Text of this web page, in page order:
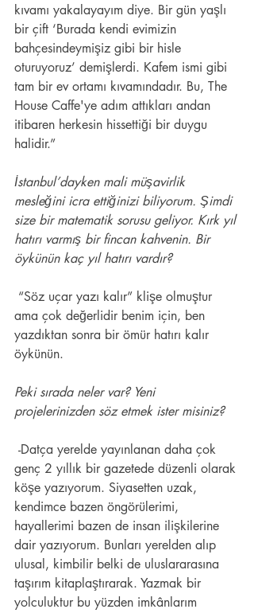
kıvamı yakalayayım diye. Bir gün yaşlı
bir çift ‘Burada kendi evimizin
bahçesindeymişiz gibi bir hisle
oturuyoruz’ demişlerdi. Kafem ismi gibi
tam bir ev ortamı kıvamındadır. Bu, The
House Caffe'ye adım attıkları andan
itibaren herkesin hissettiği bir duygu
halidir.”
İstanbul’dayken mali müşavirlik
mesleğini icra ettiğinizi biliyorum. Şimdi
size bir matematik sorusu geliyor. Kırk yıl
hatırı varmış bir fincan kahvenin. Bir
öykünün kaç yıl hatırı vardır?
ama çok değerlidir benim için, ben
yazdıktan sonra bir ömür hatırı kalır
öykünün.
Peki sırada neler var? Yeni
projelerinizden söz etmek ister misiniz?
genç 2 yıllık bir gazetede düzenli olarak
köşe yazıyorum. Siyasetten uzak,
kendimce bazen öngörülerimi,
hayallerimi bazen de insan ilişkilerine
dair yazıyorum. Bunları yerelden alıp
ulusal, kimbilir belki de uluslararasına
taşırım kitaplaştırarak. Yazmak bir
yolculuktur bu yüzden imkânlarım